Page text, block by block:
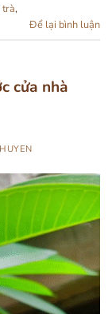
trà,
Để lại bình luận
cửa nhà
HUYEN